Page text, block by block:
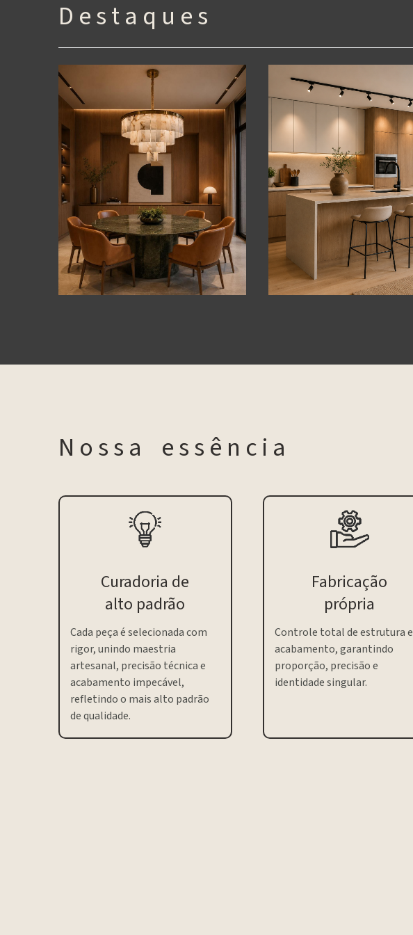
D e s t a q u e s
N o s s a e s s ê n c i a
Curadoria de
alto padrão
Cada peça é selecionada com
rigor, unindo maestria
artesanal, precisão técnica e
acabamento impecável,
refletindo o mais alto padrão
de qualidade.
Fabricação
própria
Controle total de estrutura e
acabamento, garantindo
proporção, precisão e
identidade singular.